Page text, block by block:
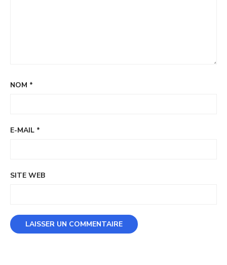
NOM *
E-MAIL *
SITE WEB